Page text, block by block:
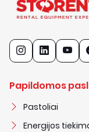
Papildomos
Pastoliai
Energijos